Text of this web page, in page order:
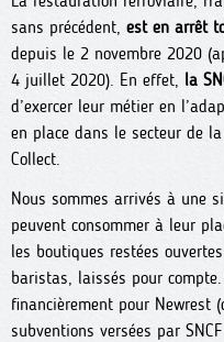
sans précédent, est en arrêt
depuis le 2 novembre 2020
4 juillet 2020). En effet, la
d’exercer leur métier en
en place dans le secteur de
Collect.
Nous sommes arrivés à une
peuvent consommer à leur
les boutiques restées
baristas, laissés pour
financièrement pour Newrest
subventions versées par